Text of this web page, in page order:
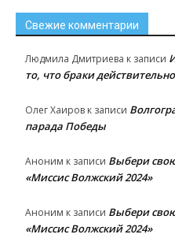
Свежие комментарии
Людмила Дмитриева к записи
то, что браки
Олег Хаиров к записи
парада Победы
Аноним к записи Выбери
«Миссис Волжский 2024»
Аноним к записи Выбери
«Миссис Волжский 2024»